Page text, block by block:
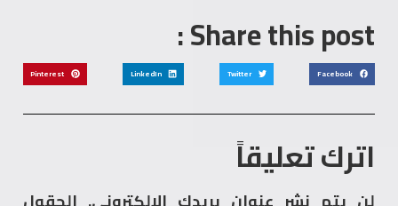
Share this post :
Facebook
Twitter
LinkedIn
Pinterest
اترك تعليقاً